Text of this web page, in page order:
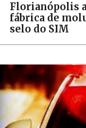
Florianópolis
fábrica de
selo do SIM